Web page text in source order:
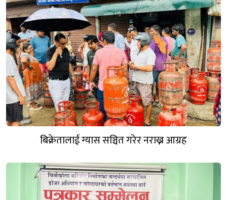
बिक्रेतालाई ग्यास सञ्चित गरेर नराख्न आग्रह